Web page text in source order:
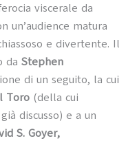
viscerale da
un’audience matura
e divertente. Il
da Stephen
di un seguito, la cui
Toro(della cui
discusso) e a un
S. Goyer,